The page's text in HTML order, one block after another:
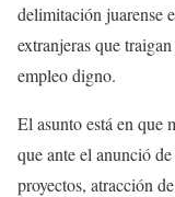
delimitación juarense
extranjeras que
empleo digno.
El asunto está en que
que ante el anunció
proyectos, atracción